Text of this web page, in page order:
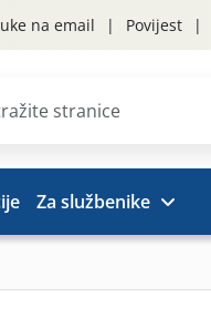
na email Povijest
Za službenike